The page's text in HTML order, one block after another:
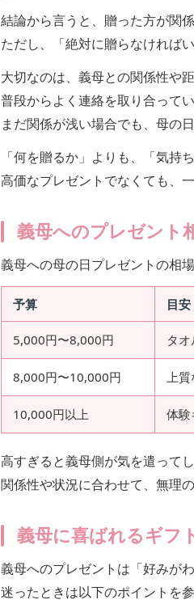
結論から言うと、贈った方が関
ただし、「絶対に贈らなければ
大切なのは、義母との関係性や
普段からよく連絡を取り合って
まだ関係が浅い場合でも、母の
「何を贈るか」よりも、「気持
高価なプレゼントでなくても、
義母へのプレゼント
義母への母の日プレゼントの相
予算 目
5,000円〜8,000円 タ
8,000円〜10,000円 上質
10,000円以上 体験
高すぎると義母側が気を遣って
関係性や状況に合わせて、無理
義母に喜ばれるギフ
義母へのプレゼントは「好みが
迷ったときは以下のポイントを